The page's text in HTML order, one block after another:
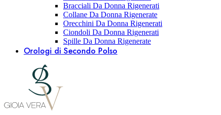
Bracciali Da Donna Rigenerati
Collane Da Donna Rigenerate
Orecchini Da Donna Rigenerati
Ciondoli Da Donna Rigenerati
Spille Da Donna Rigenerate
Orologi di Secondo Polso